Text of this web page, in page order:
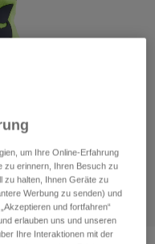
um Ihre Online-Erfahrung
zu erinnern, Ihren Besuch zu
zu halten, Ihnen Geräte zu
Werbung zu senden) und
und fortfahren“
erlauben uns und unseren
Ihre Interaktionen mit der